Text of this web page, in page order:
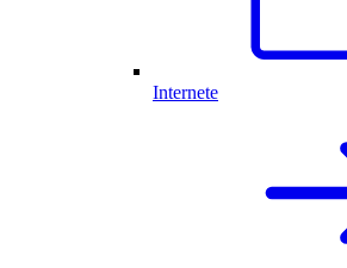
Internete